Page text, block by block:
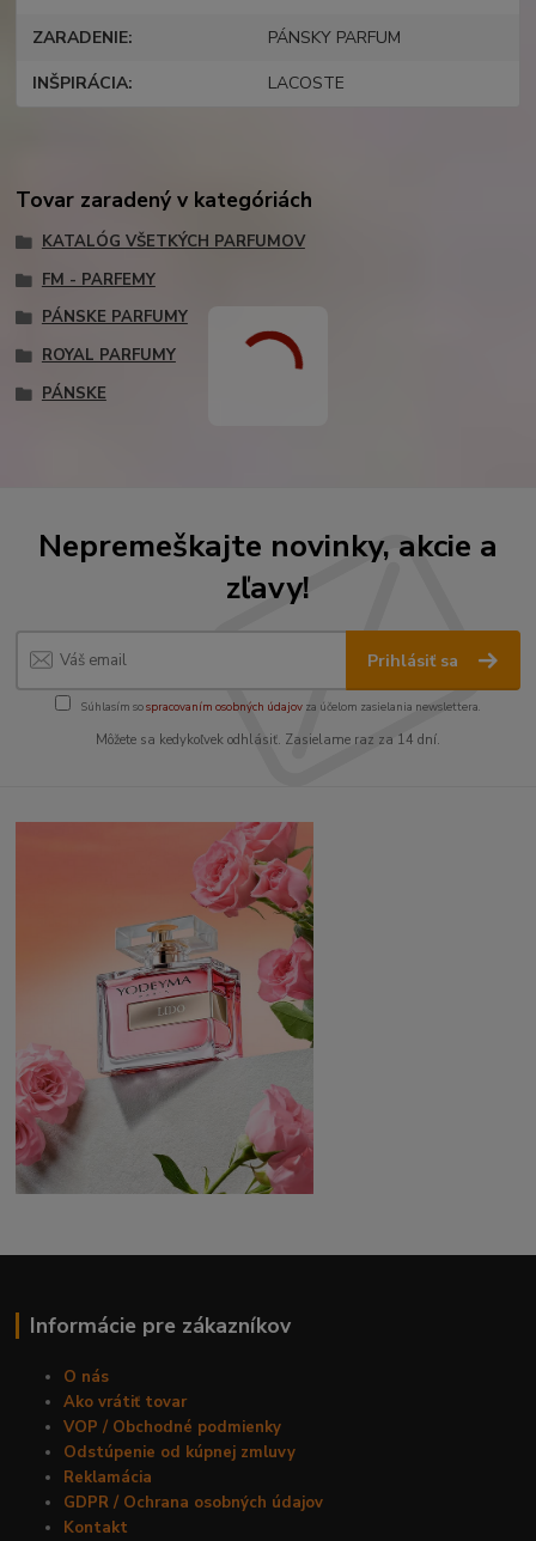
ZARADENIE PÁNSKY PARFUM
INŠPIRÁCIA LACOSTE
Tovar zaradený v kategóriách
KATALÓG VŠETKÝCH PARFUMOV
FM - PARFEMY
PÁNSKE PARFUMY
ROYAL PARFUMY
PÁNSKE
Nepremeškajte novinky, akcie a
zľavy!
Prihlásiť sa
Súhlasím sospracovaním osobných údajov za účelom zasielania newslettera.
Môžete sa kedykoľvek odhlásiť. Zasielame raz za 14 dní.
Informácie pre zákazníkov
O nás
Ako vrátiť tovar
VOP / Obchodné podmienky
Odstúpenie od kúpnej zmluvy
Reklamácia
GDPR / Ochrana osobných údajov
Kontakt